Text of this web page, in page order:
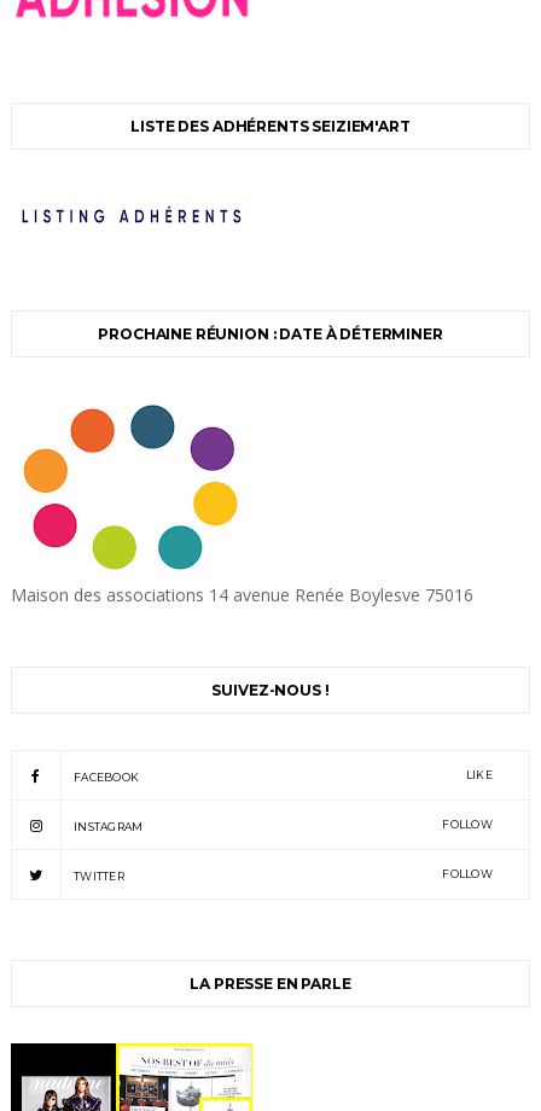
LISTE DES ADHÉRENTS SEIZIEM'ART
PROCHAINE RÉUNION : DATE À DÉTERMINER
Maison des associations 14 avenue Renée Boylesve 75016
SUIVEZ-NOUS !
FACEBOOK LIKE
INSTAGRAM FOLLOW
TWITTER FOLLOW
LA PRESSE EN PARLE